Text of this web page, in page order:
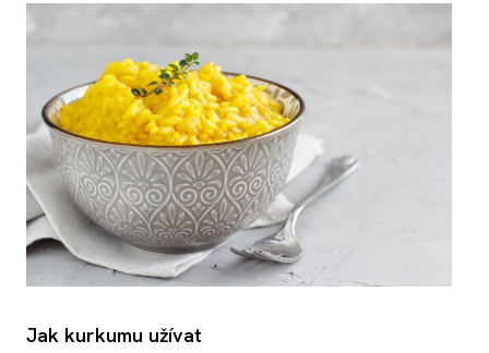
Jak kurkumu užívat